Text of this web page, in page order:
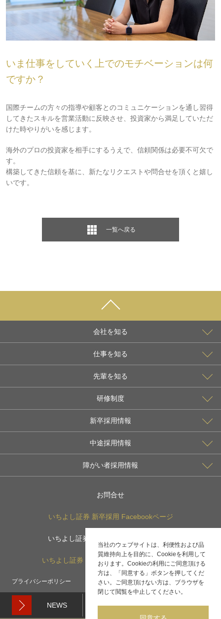
いま仕事をしていく上でのモチベーションは何
ですか？
国際チームの方々の指導や顧客とのコミュニケーションを通し習得
してきたスキルを営業活動に反映させ、投資家から満足していただ
けた時やりがいを感じます。
海外のプロの投資家を相手にするうえで、信頼関係は必要不可欠で
す。
構築してきた信頼を基に、新たなリクエストや問合せを頂くと嬉し
いです。
一覧へ戻る
会社を知る
仕事を知る
先輩を知る
研修制度
新卒採用情報
中途採用情報
障がい者採用情報
お問合せ
いちよし証券 新卒採用 Facebookページ
いちよし証券 新卒採用
いちよし証券 新卒採用 X(旧：Twitter)ページ
プライバシーポリシー サイトマップ コーポレートサイト
NEWS 2026.06.23金融教育（岡山県立玉野光南高等学校）
当社のウェブサイトは、利便性および品
質維持向上を目的に、Cookieを利用して
おります。Cookieの利用にご同意頂ける
方は、「同意する」ボタンを押してくだ
さい。ご同意頂けない方は、ブラウザを
閉じて閲覧を中止してください。